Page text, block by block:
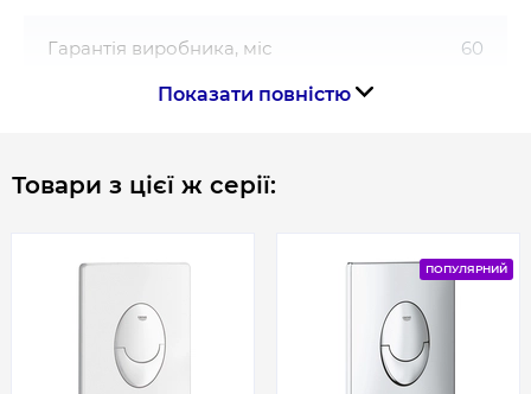
Гарантія виробника, міс 60
Показати повністю
Товари з цієї ж серії:
ПОПУЛЯРНИЙ